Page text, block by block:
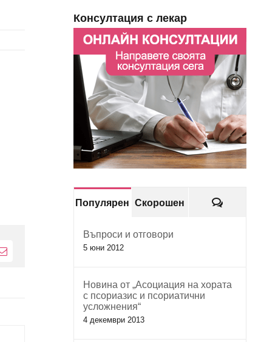
Електронна
Консултация с лекар
Популярен Скорошен Коментари
Въпроси и отговори
5 юни 2012
Новина от „Асоциация на хората
с псориазис и псориатични
усложнения“
4 декември 2013